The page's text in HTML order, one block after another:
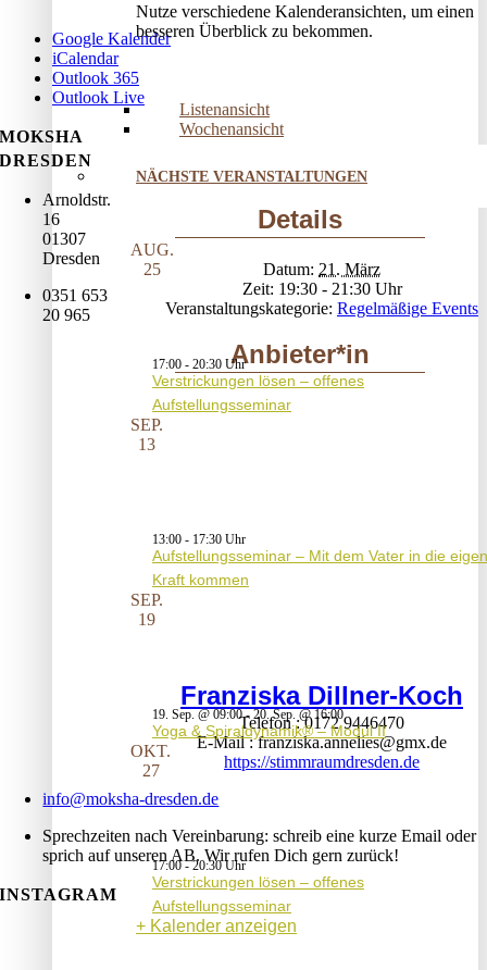
Nutze verschiedene Kalenderansichten, um einen
besseren Überblick zu bekommen.
Listenansicht
Wochenansicht
NÄCHSTE VERANSTALTUNGEN
AUG.
25
17:00 - 20:30
Verstrickungen lösen – offenes
Aufstellungsseminar
SEP.
13
13:00 - 17:30
Aufstellungsseminar – Mit dem Vater in die
Kraft kommen
SEP.
19
19. Sep. @ 09:00- 20. Sep. @ 16:00
Yoga & Spiraldynamik® – Modul II
OKT.
27
17:00-20:30
Verstrickungen lösen – offenes
Aufstellungsseminar
Kalender anzeigen
Google Kalender
iCalendar
Outlook 365
Outlook Live
Details
Datum: 21. März
Zeit: 19:30 - 21:30
Veranstaltungskategorie: Regelmäßige Events
Anbieter*in
Franziska Dillner-Koch
Telefon 0172 9446470
E-Mail franziska.annelies@gmx.de
https://stimmraumdresden.de
MOKSHA
DRESDEN
Arnoldstr.
16
01307
Dresden
0351 653
20 965
info@moksha-dresden.de
Sprechzeiten nach Vereinbarung: schreib eine kurze Email oder
sprich auf unseren AB. Wir rufen Dich gern zurück!
INSTAGRAM